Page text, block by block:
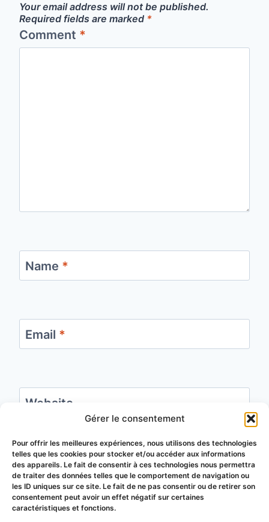
Gérer le consentement
Pour offrir les meilleures expériences, nous utilisons des technologies
telles que les cookies pour stocker et/ou accéder aux informations
des appareils. Le fait de consentir à ces technologies nous permettra
de traiter des données telles que le comportement de navigation ou
les ID uniques sur ce site. Le fait de ne pas consentir ou de retirer son
consentement peut avoir un effet négatif sur certaines
caractéristiques et fonctions.
Your email address will not be published.
Required fields are marked *
Comment *
Name *
Email *
Website
Save my name, email, and website in this
browser for the next time I comment.